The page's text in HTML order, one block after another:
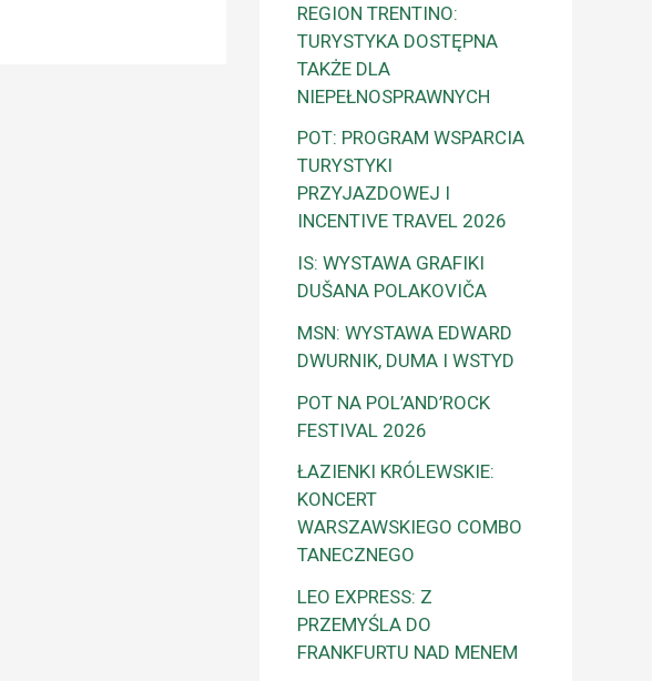
REGION TRENTINO:
TURYSTYKA DOSTĘPNA
TAKŻE DLA
NIEPEŁNOSPRAWNYCH
POT: PROGRAM WSPARCIA
TURYSTYKI
PRZYJAZDOWEJ I
INCENTIVE TRAVEL 2026
IS: WYSTAWA GRAFIKI
DUŠANA POLAKOVIČA
MSN: WYSTAWA EDWARD
DWURNIK, DUMA I WSTYD
POT NA POL’AND’ROCK
FESTIVAL 2026
ŁAZIENKI KRÓLEWSKIE:
KONCERT
WARSZAWSKIEGO COMBO
TANECZNEGO
LEO EXPRESS: Z
PRZEMYŚLA DO
FRANKFURTU NAD MENEM